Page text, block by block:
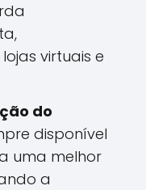
virtuais e
do
disponível
uma melhor
a